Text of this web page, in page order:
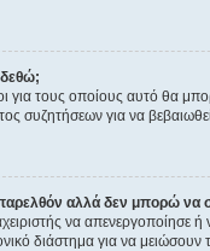
για τους οποίους αυτό θα
συζητήσεων για να
αλλά δεν μπορώ να
να
διάστημα για να μειώσουν